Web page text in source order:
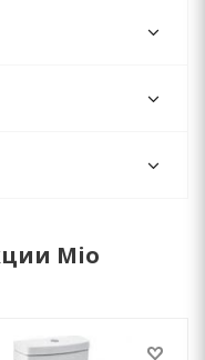
Mio